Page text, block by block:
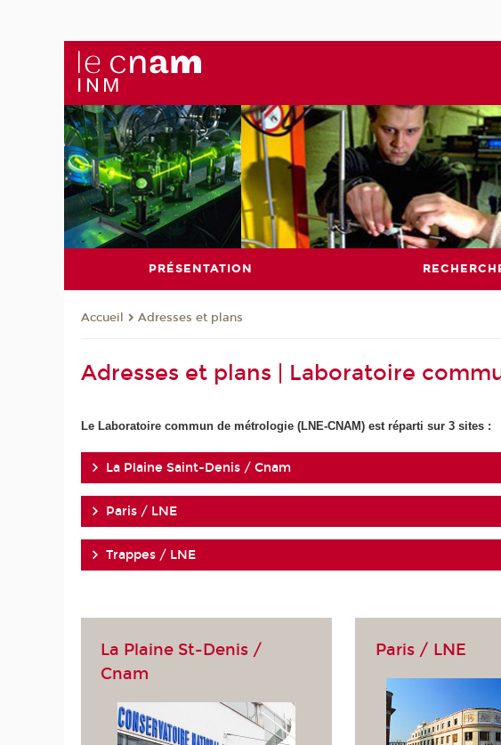
PRÉSENTATION
Accueil Adresses et plans
Adresses et plans | Laboratoire
Le Laboratoire commun de métrologie (LNE-CNAM) est réparti sur 3 sites :
La Plaine Saint-Denis / Cnam
Paris / LNE
Trappes / LNE
La Plaine St-Denis /
Cnam
Paris / LNE